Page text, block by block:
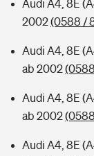
Audi A4, 8E
2002(0588 /
Audi A4, 8E
ab 2002
Audi A4, 8E
ab 2002
Audi A4, 8E